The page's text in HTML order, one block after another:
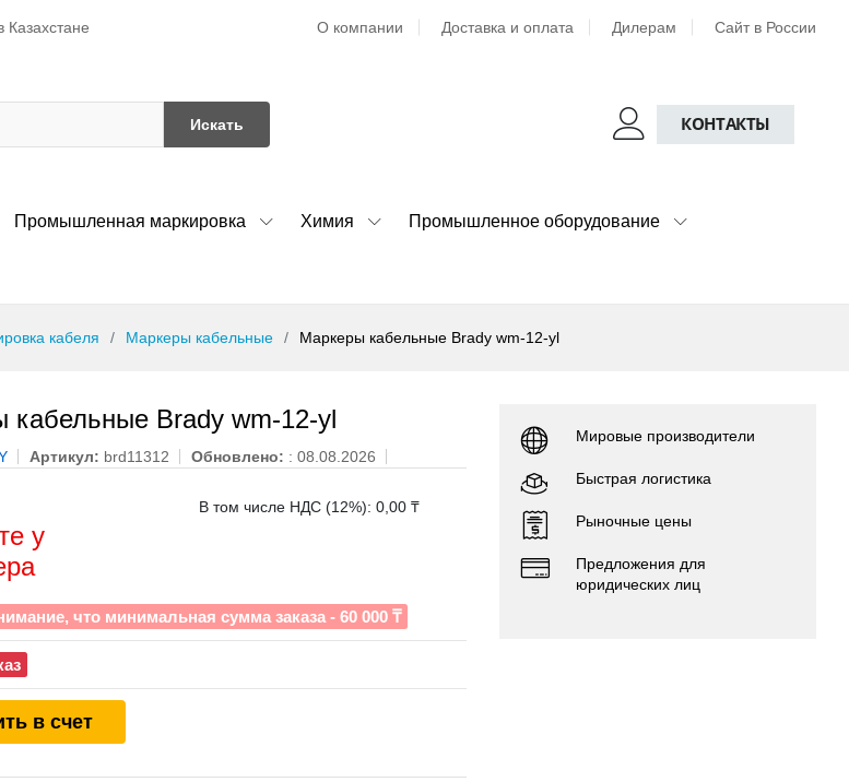
Казахстане О компании Доставка и оплата Дилерам Сайт в России
Искать КОНТАКТЫ
Промышленная маркировка Химия Промышленное оборудование
кабеля Маркеры кабельные Маркеры кабельные Brady wm-12-yl
кабельные Brady wm-12-yl
Артикул: brd11312 Обновлено: : 08.08.2026
у
В том числе НДС (12%): 0,00 ₸
что минимальная сумма заказа - 60 000 ₸
в счет
Мировые производители
Быстрая логистика
Рыночные цены
Предложения для
юридических лиц